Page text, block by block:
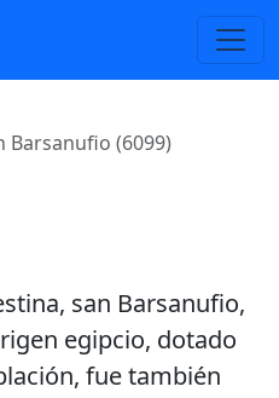
Barsanufio (6099)
san Barsanufio,
egipcio, dotado
fue también